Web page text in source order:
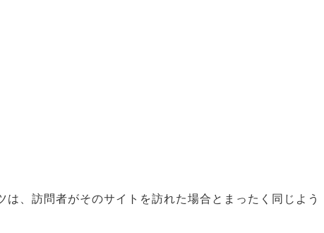
、訪問者がそのサイトを訪れた場合とまったく同じよう